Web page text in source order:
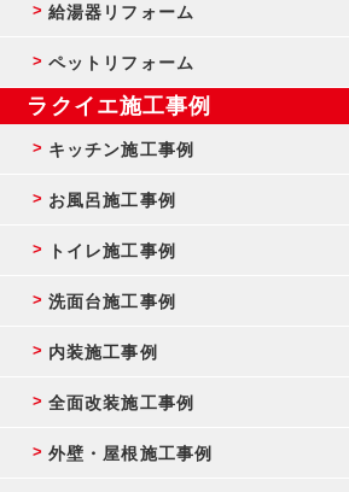
給湯器リフォーム
ペットリフォーム
ラクイエ施工事例
キッチン施工事例
お風呂施工事例
トイレ施工事例
洗面台施工事例
内装施工事例
全面改装施工事例
外壁・屋根施工事例